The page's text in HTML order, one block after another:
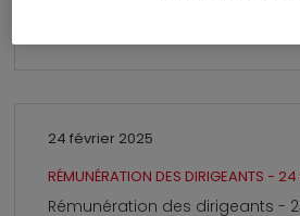
24 février 2025
RÉMUNÉRATION DES DIRIGEANTS -
Rémunération des dirigeants -